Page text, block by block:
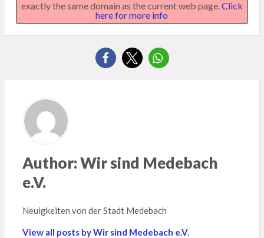
exactly the same domain as the current web page. Click
here for more info
Author:Wir sind Medebach
e.V.
Neuigkeiten von der Stadt Medebach
View all posts by Wir sind Medebach e.V.